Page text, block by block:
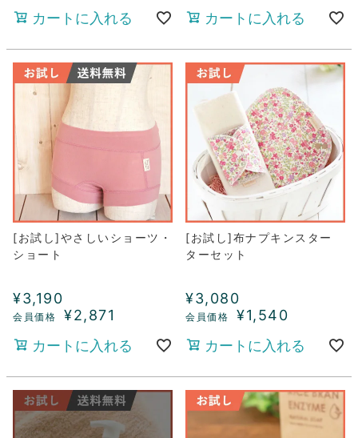
カートに入れる
カートに入れる
[お試し]やさしいショーツ・
ショート
¥3,190
¥2,871
カートに入れる
[お試し]布ナプキンスター
ターセット
¥3,080
¥1,540
カートに入れる